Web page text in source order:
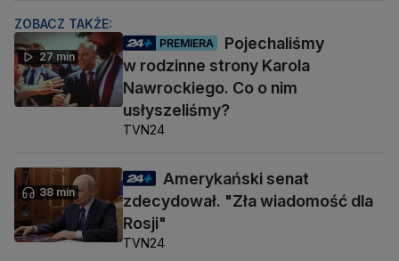
ZOBACZ TAKŻE:
27 min
PREMIERA
Pojechaliśmy
w rodzinne strony Karola
Nawrockiego. Co o nim
usłyszeliśmy?
TVN24
38 min
Amerykański senat
zdecydował. "Zła wiadomość dla
Rosji"
TVN24